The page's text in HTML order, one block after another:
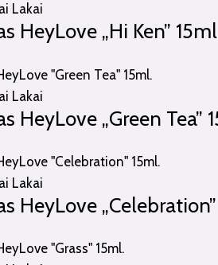
Lakai
HeyLove „Hi Ken”
Lakai
HeyLove „Green Tea”
Lakai
HeyLove